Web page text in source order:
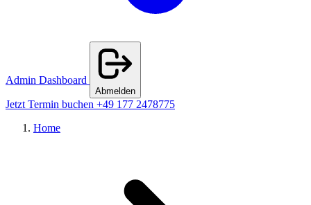
Admin Dashboard
Abmelden
Jetzt Termin buchen +49 177 2478775
Home